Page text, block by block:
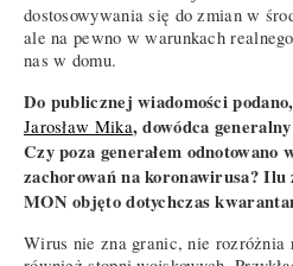
dostosowywania się do zmian w
ale na pewno w warunkach
nas w domu.
Do publicznej wiadomości
Jarosław Mika, dowódca
Czy poza generałem
zachorowań na koronawirusa?
MON objęto dotychczas
Wirus nie zna granic, nie